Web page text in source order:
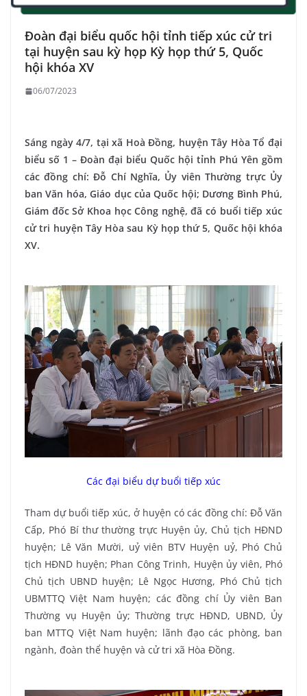
Đoàn đại biểu quốc hội tỉnh tiếp xúc cử tri
tại huyện sau kỳ họp Kỳ họp thứ 5, Quốc
hội khóa XV
06/07/2023
Sáng ngày 4/7, tại xã Hoà Đồng, huyện Tây Hòa Tổ đại
biểu số 1 – Đoàn đại biểu Quốc hội tỉnh Phú Yên gồm
các đồng chí: Đỗ Chí Nghĩa, Ủy viên Thường trực Ủy
ban Văn hóa, Giáo dục của Quốc hội; Dương Bình Phú,
Giám đốc Sở Khoa học Công nghệ, đã có buổi tiếp xúc
cử tri huyện Tây Hòa sau Kỳ họp thứ 5, Quốc hội khóa
XV.
Các đại biểu dự buổi tiếp xúc
Tham dự buổi tiếp xúc, ở huyện có các đồng chí: Đỗ Văn
Cấp, Phó Bí thư thường trực Huyện ủy, Chủ tịch HĐND
huyện; Lê Văn Mười, uỷ viên BTV Huyện uỷ, Phó Chủ
tịch HĐND huyện; Phan Công Trinh, Huyện ủy viên, Phó
Chủ tịch UBND huyện; Lê Ngọc Hương, Phó Chủ tịch
UBMTTQ Việt Nam huyện; các đồng chí Ủy viên Ban
Thường vụ Huyện ủy; Thường trực HĐND, UBND, Ủy
ban MTTQ Việt Nam huyện; lãnh đạo các phòng, ban
ngành, đoàn thể huyện và cử tri xã Hòa Đồng.